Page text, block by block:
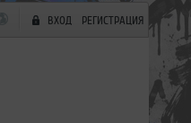
ВХОД РЕГИСТРАЦИЯ